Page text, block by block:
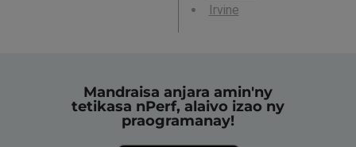
Irvine
Mandraisa anjara amin'ny
tetikasa nPerf, alaivo izao ny
praogramanay!